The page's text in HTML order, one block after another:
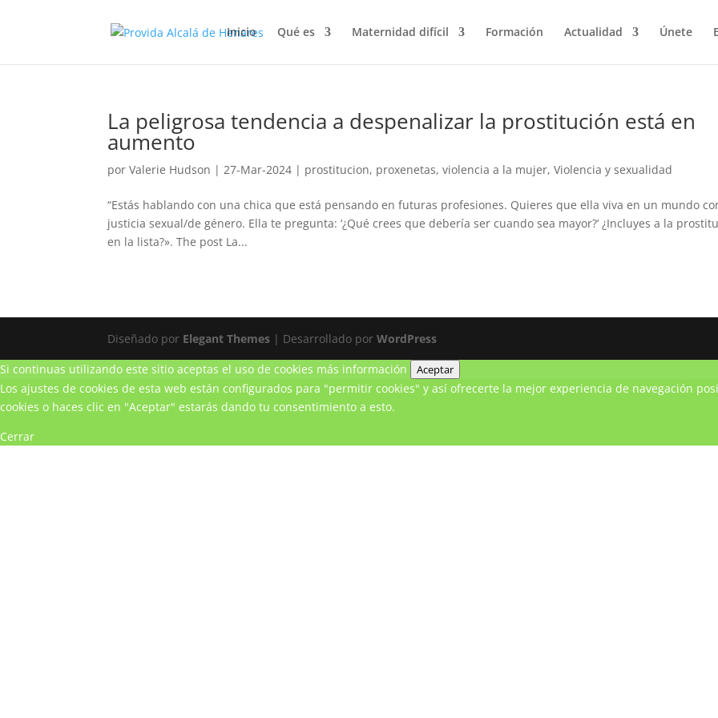
Inicio Qué es Maternidad difícil Formación Actualidad Únete
La peligrosa tendencia a despenalizar la prostitución está en
aumento
porValerie Hudson |27-Mar-2024 | prostitucion, proxenetas,violencia a la mujer,Violencia y sexualidad
“Estás hablando con una chica que está pensando en futuras profesiones. Quieres que ella viva en un mundo
justicia sexual/de género. Ella te pregunta: ‘¿Qué crees que debería ser cuando sea mayor?’ ¿Incluyes a la
en la lista?». The post La...
Diseñado por Elegant Themes | Desarrollado porWordPress
Si continuas utilizando este sitio aceptas el uso de cookies más información Aceptar
Los ajustes de cookies de esta web están configurados para "permitir cookies" y así ofrecerte la mejor experiencia de navegación
cookies o haces clic en "Aceptar" estarás dando tu consentimiento a esto.
Cerrar